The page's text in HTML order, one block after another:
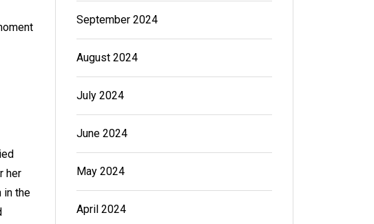
her
in the
September 2024
August 2024
July 2024
June 2024
May 2024
April 2024